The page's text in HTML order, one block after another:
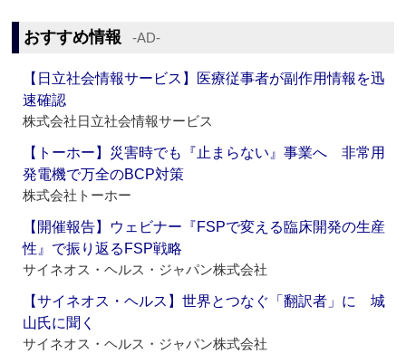
おすすめ情報 ‐AD‐
【日立社会情報サービス】医療従事者が副作用情報を迅
速確認
株式会社日立社会情報サービス
【トーホー】災害時でも『止まらない』事業へ 非常用
発電機で万全のBCP対策
株式会社トーホー
【開催報告】ウェビナー『FSPで変える臨床開発の生産
性』で振り返るFSP戦略
サイネオス・ヘルス・ジャパン株式会社
【サイネオス・ヘルス】世界とつなぐ「翻訳者」に 城
山氏に聞く
サイネオス・ヘルス・ジャパン株式会社